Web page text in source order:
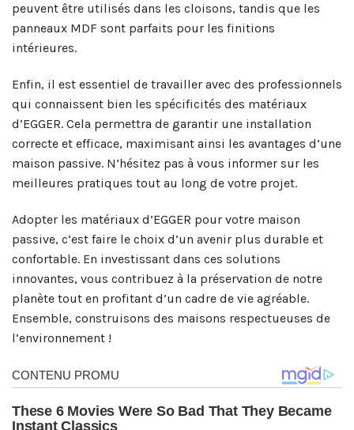
peuvent être utilisés dans les cloisons, tandis que les
panneaux MDF sont parfaits pour les finitions
intérieures.
Enfin, il est essentiel de travailler avec des professionnels
qui connaissent bien les spécificités des matériaux
d’EGGER. Cela permettra de garantir une installation
correcte et efficace, maximisant ainsi les avantages d’une
maison passive. N’hésitez pas à vous informer sur les
meilleures pratiques tout au long de votre projet.
Adopter les matériaux d’EGGER pour votre maison
passive, c’est faire le choix d’un avenir plus durable et
confortable. En investissant dans ces solutions
innovantes, vous contribuez à la préservation de notre
planète tout en profitant d’un cadre de vie agréable.
Ensemble, construisons des maisons respectueuses de
l’environnement !